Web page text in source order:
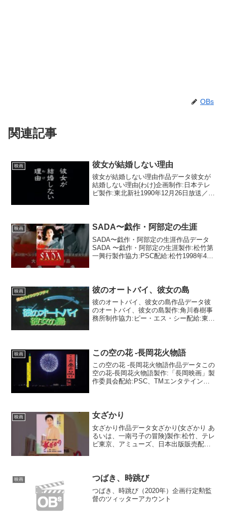
OBs
関連記事
映画 彼女が結婚しない理由
彼女が結婚しない理由作品データ彼女が
結婚しない理由(わけ)企画制作:日本テレ
ビ製作:東北新社1990年12月26日放送／日
映画 SADA〜戯作・阿部定の生涯
SADA〜戯作・阿部定の生涯作品データ
SADA 〜戯作・阿部定の生涯製作:松竹第
一興行製作協力:PSC配給:松竹1998年4月
映画 彼のオートバイ、彼女の島
彼のオートバイ、彼女の島作品データ彼
のオートバイ、彼女の島製作:角川春樹事
務所制作協力:ピー・エス・シー配給:東宝
宣...
映画 この空の花 -長岡花火物語
この空の花 -長岡花火物語作品データこの
空の花-長岡花火物語製作:「長岡映画」製
作委員会配給:PSC、TMエンタテインメ
映画 女ざかり
女ざかり作品データ女ざかり(女ざかり あ
るいは、一南弓子の冒険)製作:松竹、テレ
ビ東京、アミューズ、日本出版販売配給:
映画 つばき、時跳び
つばき、時跳び（2020年）企画行定勲監
督のツィッターアカウント